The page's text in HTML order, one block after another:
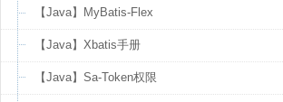
【Java】MyBatis-Flex
【Java】Xbatis手册
【Java】Sa-Token权限